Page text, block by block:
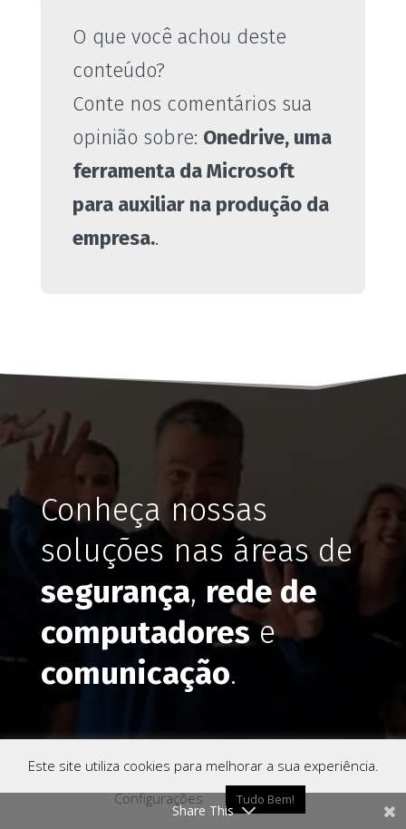
O que você achou deste
conteúdo?
Conte nos comentários sua
opinião sobre: Onedrive, uma
ferramenta da Microsoft
para auxiliar na produção da
empresa..
Conheça nossas
soluções nas áreas de
segurança, rede de
computadorese
comunicação.
Ligamos para você
Ligar Whatsapp
Este site utiliza cookies para melhorar a sua experiência.
Configurações
Tudo Bem!
Share This